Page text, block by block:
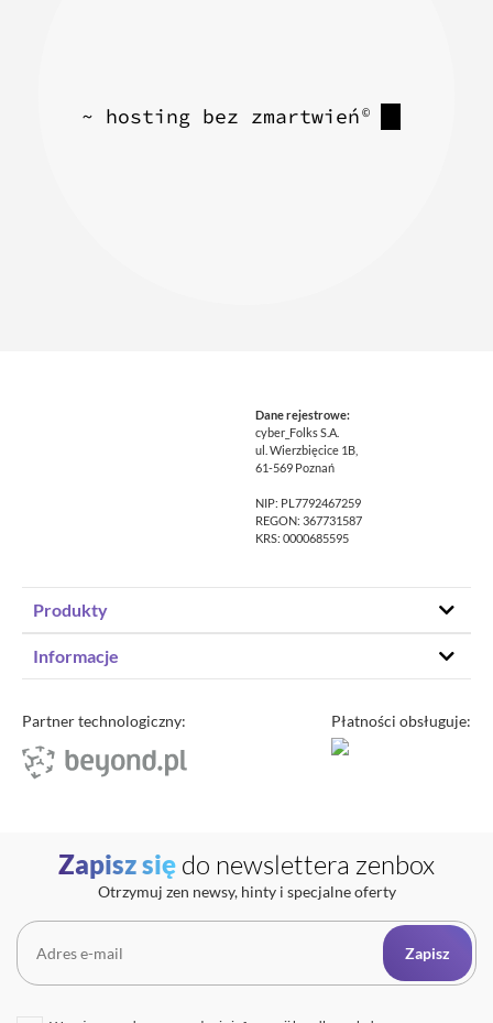
~ hosting bez zmartwień
©
Dane rejestrowe:
cyber_Folks S.A.
ul. Wierzbięcice 1B,
61-569 Poznań
NIP: PL7792467259
REGON: 367731587
KRS: 0000685595
Produkty
Transfer domeny
Poczta e-mail
Generator haseł
Sprawdź IP
Informacje
Program partnerski
Blog
Kariera
Ochrona Danych Osobowych
Uptime zenbox
Informacja o połączeniu spółek
Zapisz się do newslettera zenbox
Otrzymuj zen newsy, hinty i specjalne oferty
Zapisz
Partner technologiczny: Płatności obsługuje: